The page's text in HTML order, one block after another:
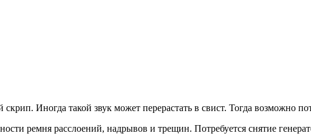
Иногда такой звук может перерастать в свист. Тогда возможно
ремня расслоений, надрывов и трещин. Потребуется снятие